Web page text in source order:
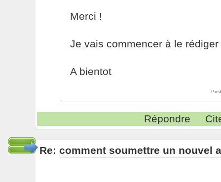
Merci !
Je vais commencer à le
A bientot
Répondre
Re: comment soumettre un nouvel